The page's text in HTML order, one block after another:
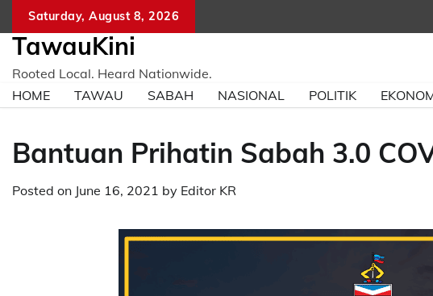
content
Saturday, August 8, 2026
TawauKini
Rooted Local. Heard Nationwide.
HOME
TAWAU SABAH NASIONAL POLITIK
Bantuan Prihatin Sabah 3.0
Posted on June 16, 2021 by Editor KR